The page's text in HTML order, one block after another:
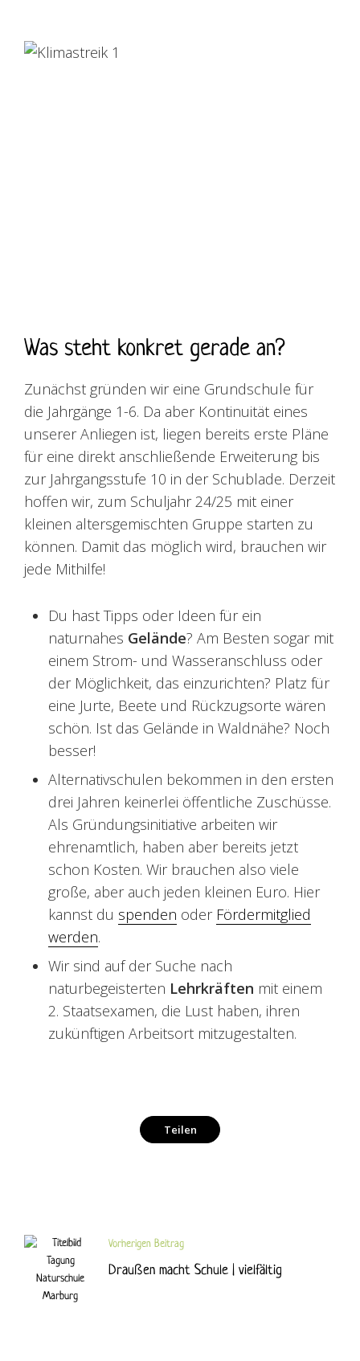
Was steht konkret gerade an?
Zunächst gründen wir eine Grundschule für
die Jahrgänge 1-6. Da aber Kontinuität eines
unserer Anliegen ist, liegen bereits erste Pläne
für eine direkt anschließende Erweiterung bis
zur Jahrgangsstufe 10 in der Schublade. Derzeit
hoffen wir, zum Schuljahr 24/25 mit einer
kleinen altersgemischten Gruppe starten zu
können. Damit das möglich wird, brauchen wir
jede Mithilfe!
Du hast Tipps oder Ideen für ein
naturnahes Gelände? Am Besten sogar mit
einem Strom- und Wasseranschluss oder
der Möglichkeit, das einzurichten? Platz für
eine Jurte, Beete und Rückzugsorte wären
schön. Ist das Gelände in Waldnähe? Noch
besser!
Alternativschulen bekommen in den ersten
drei Jahren keinerlei öffentliche Zuschüsse.
Als Gründungsinitiative arbeiten wir
ehrenamtlich, haben aber bereits jetzt
schon Kosten. Wir brauchen also viele
große, aber auch jeden kleinen Euro. Hier
kannst du spenden oder Fördermitglied
werden.
Wir sind auf der Suche nach
naturbegeisterten Lehrkräften mit einem
2. Staatsexamen, die Lust haben, ihren
zukünftigen Arbeitsort mitzugestalten.
Teilen
Vorherigen Beitrag
Draußen macht Schule | vielfältig